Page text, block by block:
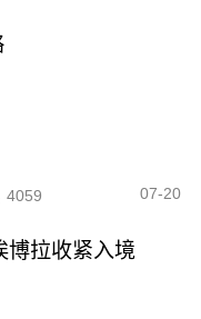
4059 07-20
博拉收紧入境